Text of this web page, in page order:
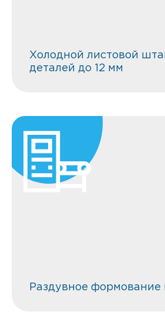
Холодной листовой
деталей до 12 мм
Раздувное формование